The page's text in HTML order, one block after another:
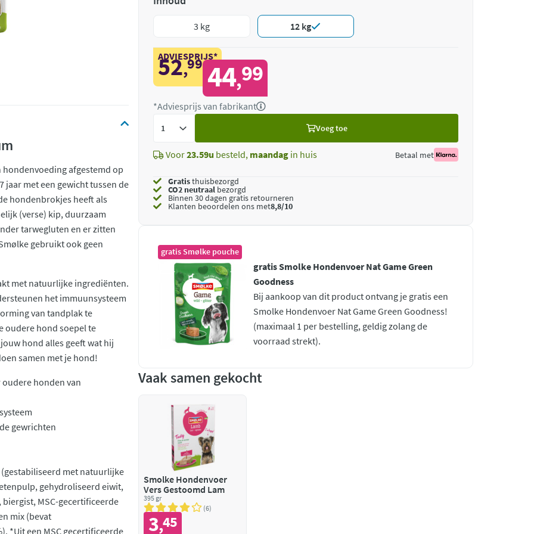
afgestemd op
met een gewicht tussen de
hondenbrokjes heeft als
(verse) kip, duurzaam
tarwegluten en er zitten
gebruikt ook geen
met natuurlijke ingrediënten.
het immuunsysteem
van tandplak te
oudere hond soepel te
hond alles geeft wat hij
samen met je hond!
honden van
gewrichten
met natuurlijke
gehydroliseerd eiwit,
MSC-gecertificeerde
mix (bevat
*Uit een MSC gecertificeerde
3 kg 12 kg
ADVIESPRIJS*
52,99 44,99
*Adviesprijs van fabrikant
Voeg toe
Voor23.59u besteld, maandag in huis Betaal met
Gratisthuisbezorgd
CO2 neutraal bezorgd
Binnen 30 dagen gratis retourneren
Klanten beoordelen ons met8,8/10
gratis Smølke pouche
gratis Smolke Hondenvoer Nat Game Green
Goodness
Bij aankoop van dit product ontvang je gratis een
Smolke Hondenvoer Nat Game Green Goodness!
(maximaal 1 per bestelling, geldig zolang de
voorraad strekt).
Vaak samen gekocht
Smolke Hondenvoer
Vers Gestoomd Lam
395 gr
6
3,45